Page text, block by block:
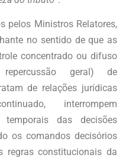
pelos Ministros Relatores,
no sentido de que as
concentrado ou difuso
geral) de
de relações jurídicas
interrompem
temporais das decisões
os comandos decisórios
regras constitucionais da